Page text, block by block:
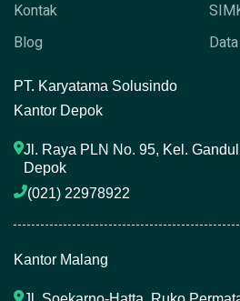
Kontak
Blog
PT. Karyatama Solusindo
Kantor Depok
Jl. Raya PLN No. 95, Kel.
Depok
(021) 22978922
Kantor Malang